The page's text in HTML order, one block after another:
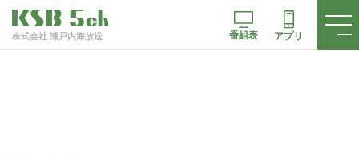
株式会社 瀬戸内海放送 番組表 アプリ